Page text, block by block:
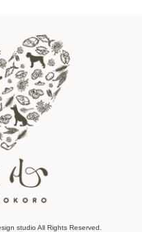
studio All Rights Reserved.